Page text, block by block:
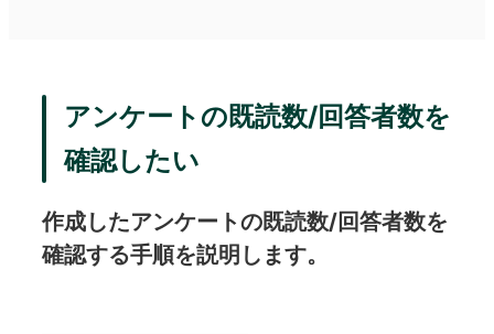
アンケートの既読数/回答者数を
確認したい
作成したアンケートの既読数/回答者数を
確認する手順を説明します。